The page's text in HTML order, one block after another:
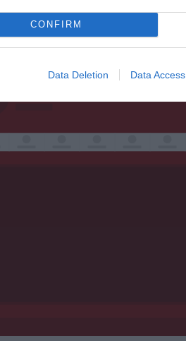
CONFIRM
Data Deletion Data Access